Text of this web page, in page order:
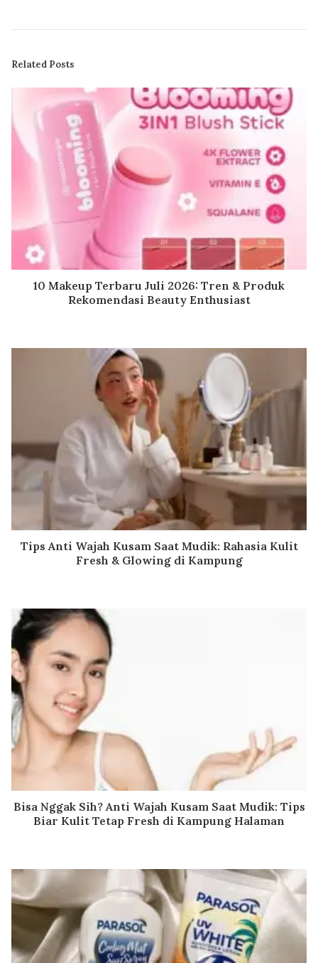
Related Posts
10 Makeup Terbaru Juli 2026: Tren & Produk
Rekomendasi Beauty Enthusiast
Tips Anti Wajah Kusam Saat Mudik: Rahasia Kulit
Fresh & Glowing di Kampung
Bisa Nggak Sih? Anti Wajah Kusam Saat Mudik: Tips
Biar Kulit Tetap Fresh di Kampung Halaman